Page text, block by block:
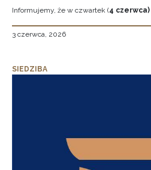
Informujemy, że w czwartek (4 czerwca)
3 czerwca, 2026
SIEDZIBA